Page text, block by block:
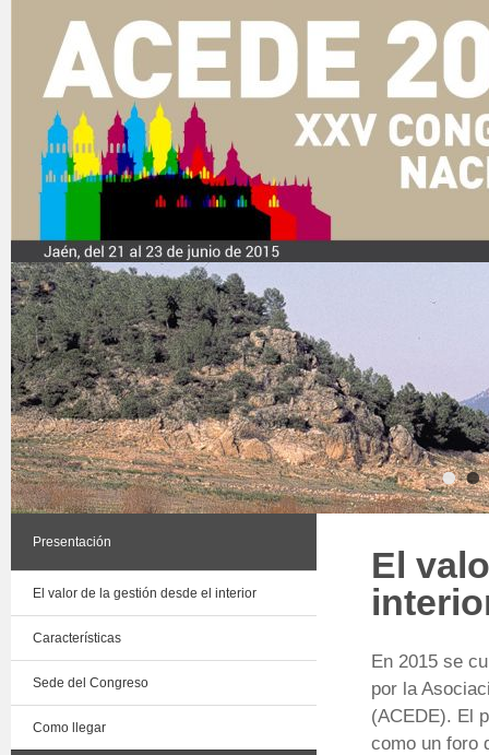
Presentación
El valor de la gestión desde el interior
Características
Sede del Congreso
Como llegar
El
En 2015 se
por la
(ACEDE). El
como un foro